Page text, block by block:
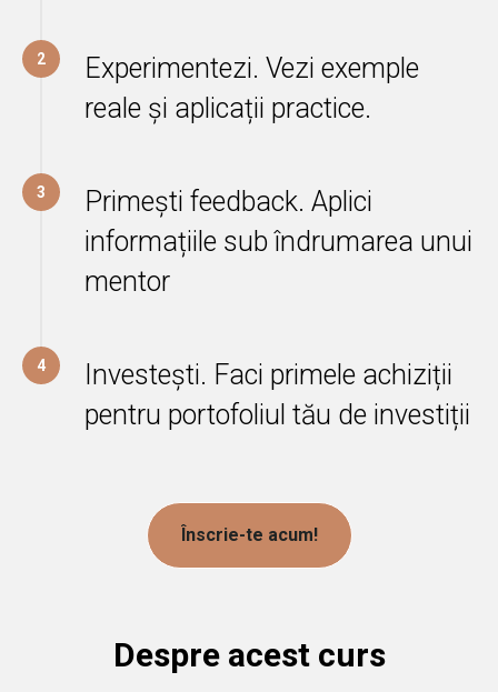
2
Experimentezi. Vezi exemple
reale și aplicații practice.
3
Primești feedback. Aplici
informațiile sub îndrumarea unui
mentor
4
Investești. Faci primele achiziții
pentru portofoliul tău de investiții
Înscrie-te acum!
Despre acest curs